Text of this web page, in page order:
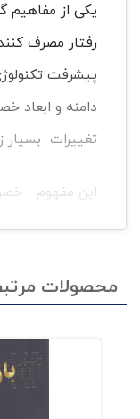
یکی از مفاهیم
رفتار مصرف
پیشرفت
دامنه و ابعاد
تغییرات
این مفهوم -
روانشناسی به
خصومت
همچون
،و جهش
محصولات